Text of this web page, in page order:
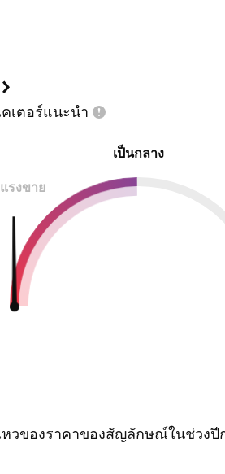
เตอร์แนะนำ
เป็นกลาง
รงขาย
หวของราคาของสัญลักษณ์ในช่วงปี